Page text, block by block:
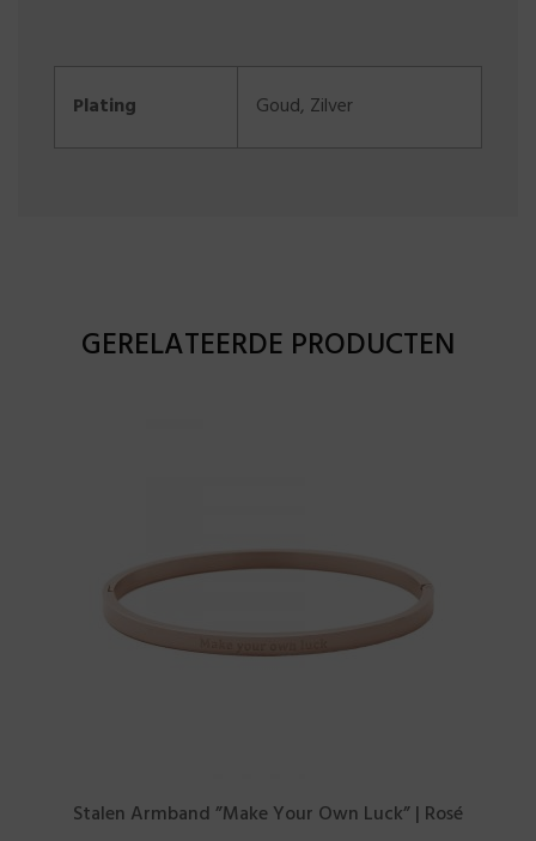
Plating Goud, Zilver
GERELATEERDE PRODUCTEN
Stalen Armband ”Make Your Own Luck” | Rosé